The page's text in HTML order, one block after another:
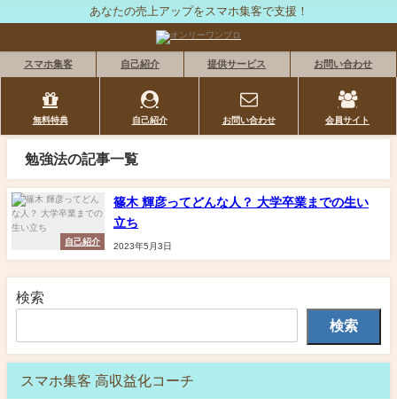
あなたの売上アップをスマホ集客で支援！
スマホ集客 自己紹介 提供サービス お問い合わせ
無料特典 自己紹介 お問い合わせ 会員サイト
勉強法の記事一覧
自己紹介
篠木 輝彦ってどんな人？ 大学卒業までの生い
立ち
2023年5月3日
検索
検索
スマホ集客 高収益化コーチ